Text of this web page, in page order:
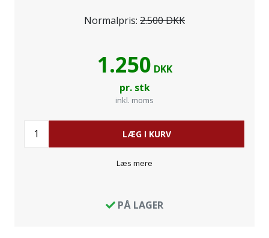
Normalpris: 2.500 DKK
1.250 DKK
pr. stk
inkl. moms
Læs mere
LÆG I KURV
PÅ LAGER